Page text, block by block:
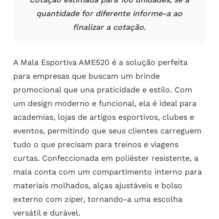
quantidade for diferente informe-a ao
finalizar a cotação.
A Mala Esportiva AME520 é a solução perfeita
para empresas que buscam um brinde
promocional que una praticidade e estilo. Com
um design moderno e funcional, ela é ideal para
academias, lojas de artigos esportivos, clubes e
eventos, permitindo que seus clientes carreguem
tudo o que precisam para treinos e viagens
curtas. Confeccionada em poliéster resistente, a
mala conta com um compartimento interno para
materiais molhados, alças ajustáveis e bolso
externo com zíper, tornando-a uma escolha
versátil e durável.